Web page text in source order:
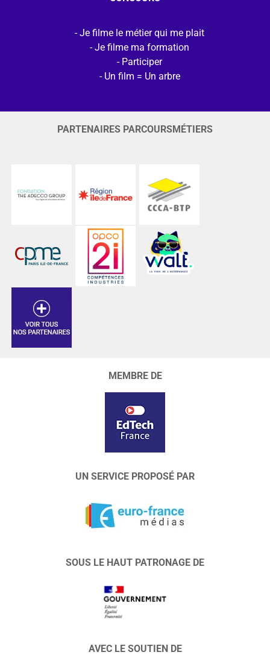
Je filme le métier qui me plait
Je filme ma formation
Participer
Un film = Un arbre
PARTENAIRES PARCOURSMÉTIERS
MEMBRE DE
UN SERVICE PROPOSÉ PAR
SOUS LE HAUT PATRONAGE DE
AVEC LE SOUTIEN DE